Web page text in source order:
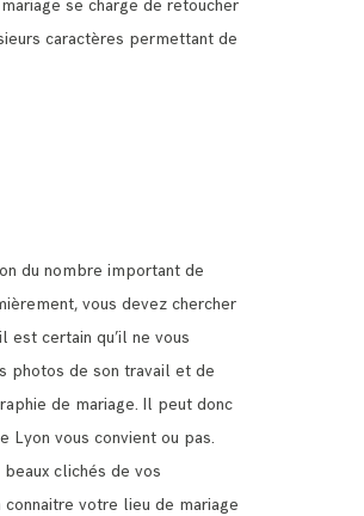
se charge de retoucher
caractères permettant de
du nombre important de
vous devez chercher
est certain qu’il ne vous
photos de son travail et de
de mariage. Il peut donc
Lyon vous convient ou pas.
clichés de vos
votre lieu de mariage